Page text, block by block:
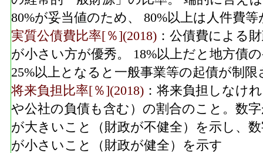
80%が妥当値のため、 80%以上は人件費
実質公債費比率[％](2018) ：公債費による
が小さい方が優秀。 18%以上だと地方債
25%以上となると一般事業等の起債が制限
将来負担比率[％](2018) ：将来負担しなけ
や公社の負債も含む）の割合のこと。数
が大きいこと（財政が不健全）を示し、
が小さいこと（財政が健全）を示す